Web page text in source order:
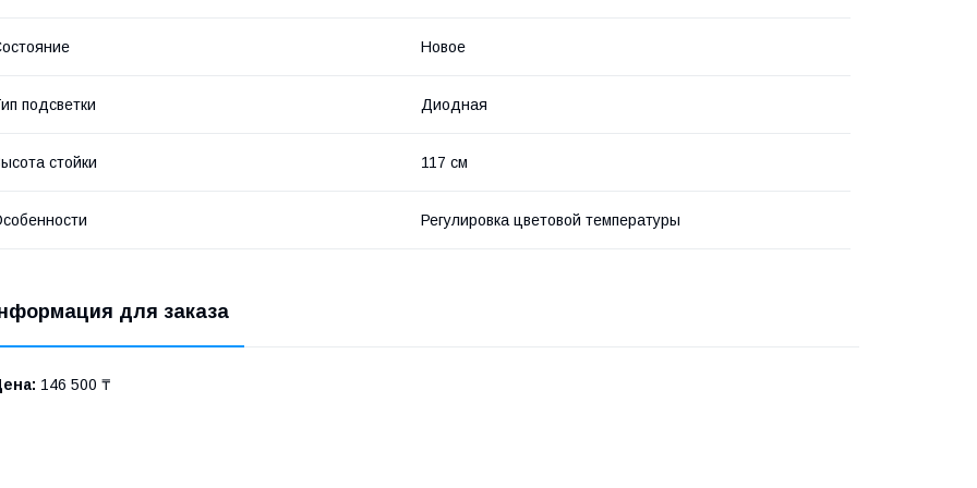
Новое
подсветки Диодная
стойки 117 см
Регулировка цветовой температуры
для заказа
146 500 ₸